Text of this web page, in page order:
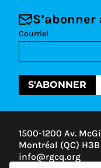
Courriel
S'ABONNER
1500-1200 Av.
Montréal (QC) H3B
info@rgcq.org